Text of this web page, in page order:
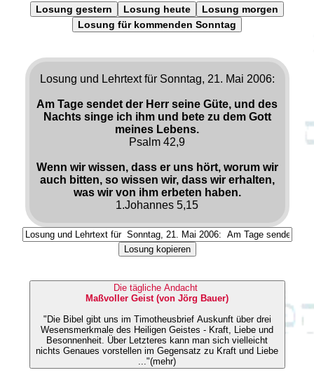
Losung gestern Losung heute
Losung morgen
Losung für kommenden Sonntag
Losung und Lehrtext für Sonntag, 21. Mai 2006:
Am Tage sendet der Herr seine Güte, und des
Nachts singe ich ihm und bete zu dem Gott
meines Lebens.
Psalm 42,9
Wenn wir wissen, dass er uns hört, worum wir
auch bitten, so wissen wir, dass wir erhalten,
was wir von ihm erbeten haben.
1.Johannes 5,15
Losung kopieren
Die tägliche Andacht
Maßvoller Geist (von Jörg Bauer)
"Die Bibel gibt uns im Timotheusbrief Auskunft über drei
Wesensmerkmale des Heiligen Geistes - Kraft, Liebe und
Besonnenheit. Über Letzteres kann man sich vielleicht
nichts Genaues vorstellen im Gegensatz zu Kraft und Liebe
..."(mehr)